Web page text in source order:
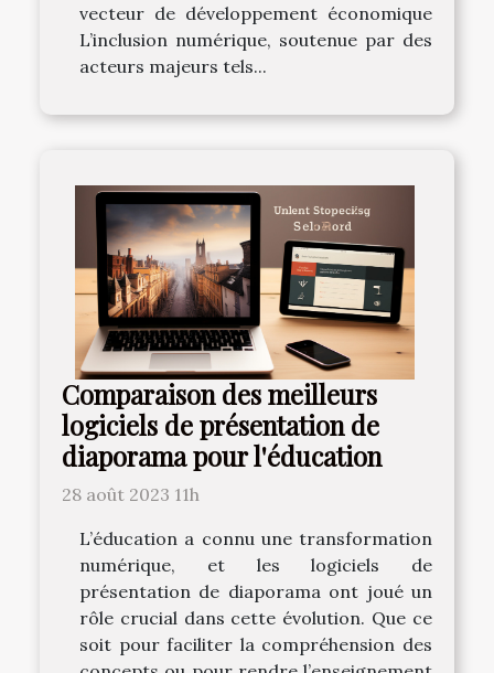
vecteur de développement économique
L’inclusion numérique, soutenue par des
acteurs majeurs tels...
Comparaison des meilleurs
logiciels de présentation de
diaporama pour l'éducation
28 août 2023 11h
L’éducation a connu une transformation
numérique, et les logiciels de
présentation de diaporama ont joué un
rôle crucial dans cette évolution. Que ce
soit pour faciliter la compréhension des